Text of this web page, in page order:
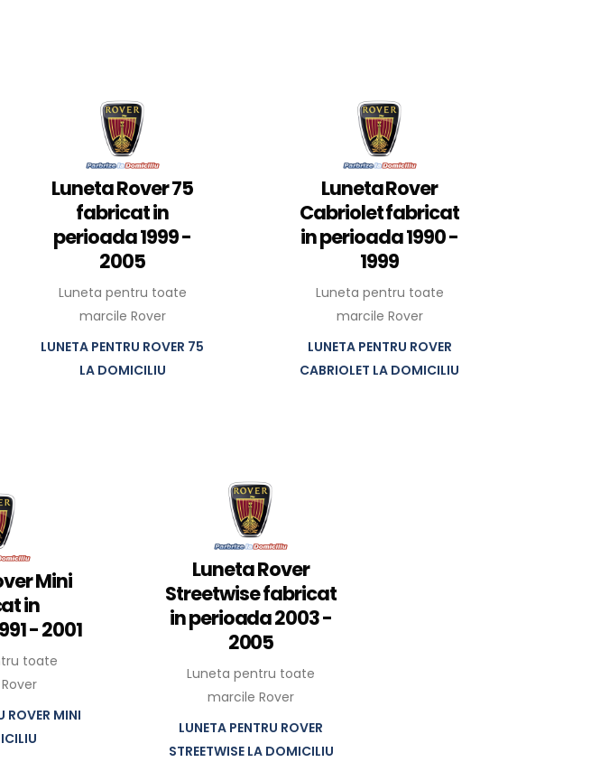
Luneta Rover 75
fabricat in
perioada 1999 -
2005
Luneta pentru toate
marcile Rover
LUNETA PENTRU ROVER 75
LA DOMICILIU
Luneta Rover
Cabriolet fabricat
in perioada 1990 -
1999
Luneta pentru toate
marcile Rover
LUNETA PENTRU ROVER
CABRIOLET LA DOMICILIU
Mini
in
- 2001
toate
ROVER MINI
Luneta Rover
Streetwise fabricat
in perioada 2003 -
2005
Luneta pentru toate
marcile Rover
LUNETA PENTRU ROVER
STREETWISE LA DOMICILIU